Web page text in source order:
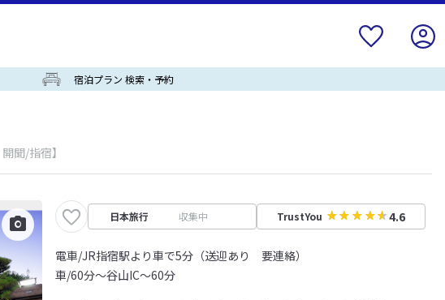
宿泊プラン 検索・予約
聞/指宿】
日本旅行 収集中 TrustYou 4.6
電車/JR指宿駅より車で5分（送迎あり 要連絡）
車/60分～谷山IC～60分